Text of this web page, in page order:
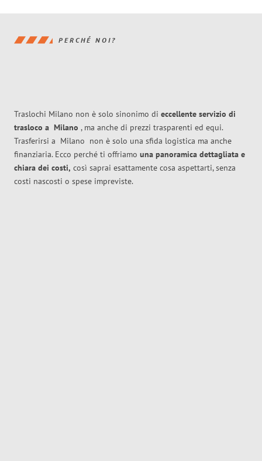
PERCHÉ NOI?
Traslochi Milano non è solo sinonimo di eccellente servizio di
trasloco a Milano , ma anche di prezzi trasparenti ed equi.
Trasferirsi a Milano non è solo una sfida logistica ma anche
finanziaria. Ecco perché ti offriamo una panoramica dettagliata e
chiara dei costi, così saprai esattamente cosa aspettarti, senza
costi nascosti o spese impreviste.